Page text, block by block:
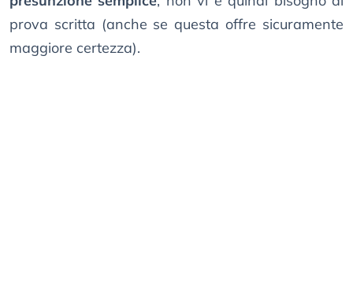
prova scritta (anche se questa offre sicuramente
maggiore certezza).